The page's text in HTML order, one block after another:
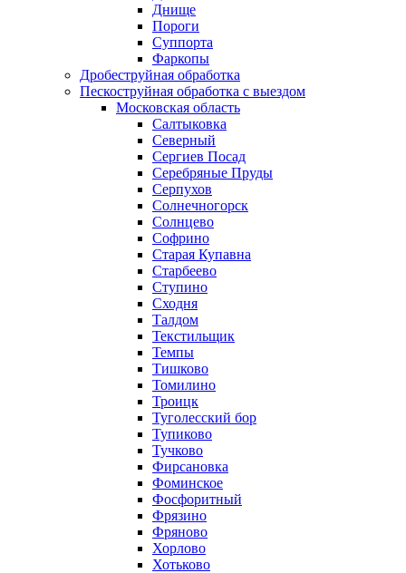
Днище
Пороги
Суппорта
Фаркопы
Дробеструйная обработка
Пескоструйная обработка с выездом
Московская область
Салтыковка
Северный
Сергиев Посад
Серебряные Пруды
Серпухов
Солнечногорск
Солнцево
Софрино
Старая Купавна
Старбеево
Ступино
Сходня
Талдом
Текстильщик
Темпы
Тишково
Томилино
Троицк
Туголесский бор
Тупиково
Тучково
Фирсановка
Фоминское
Фосфоритный
Фрязино
Фряново
Хорлово
Хотьково